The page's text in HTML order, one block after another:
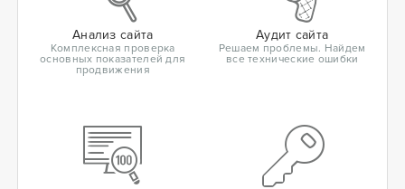
Анализ сайта
Комплексная проверка
основных показателей для
продвижения
Аудит сайта
Решаем проблемы. Найдем
все технические ошибки